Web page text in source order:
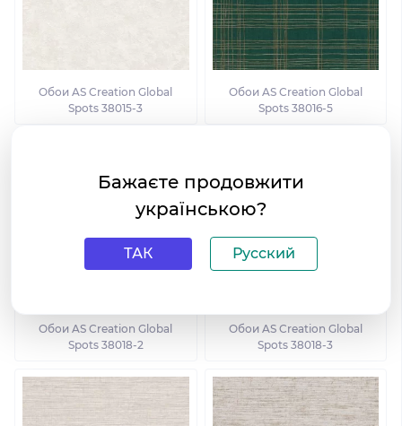
Обои AS Creation Global
Spots 38015-3
Обои AS Creation Global
Spots 38016-5
Обои AS Creation Global
Spots 38018-2
Обои AS Creation Global
Spots 38018-3
Бажаєте продовжити
українською?
ТАК Русский